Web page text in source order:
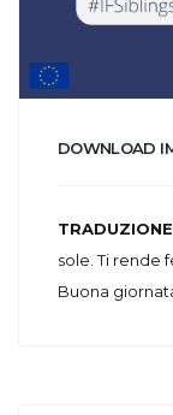
DOWNLOAD
sole. Ti rende
Buona